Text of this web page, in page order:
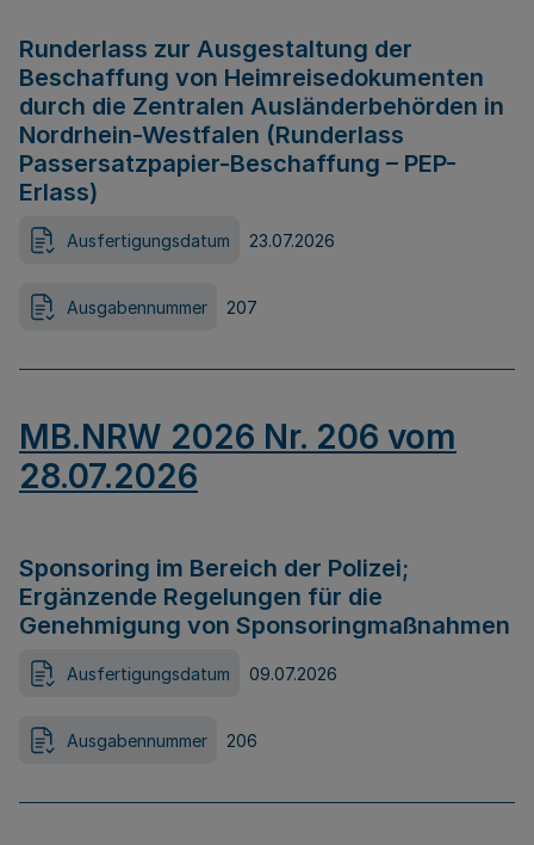
Runderlass zur Ausgestaltung der
Beschaffung von Heimreisedokumenten
durch die Zentralen Ausländerbehörden in
Nordrhein-Westfalen (Runderlass
Passersatzpapier-Beschaffung – PEP-
Erlass)
Ausfertigungsdatum 23.07.2026
Ausgabennummer 207
MB.NRW 2026 Nr. 206 vom
28.07.2026
Sponsoring im Bereich der Polizei;
Ergänzende Regelungen für die
Genehmigung von Sponsoringmaßnahmen
Ausfertigungsdatum 09.07.2026
Ausgabennummer 206